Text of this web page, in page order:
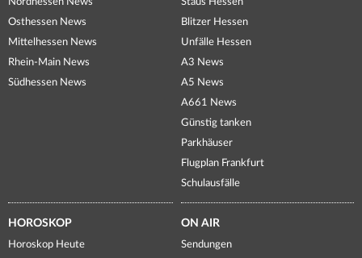
Osthessen News
Mittelhessen News
Rhein-Main News
Südhessen News
Blitzer Hessen
Unfälle Hessen
A3 News
A5 News
A661 News
Günstig tanken
Parkhäuser
Flugplan Frankfurt
Schulausfälle
HOROSKOP
Horoskop Heute
ON AIR
Sendungen